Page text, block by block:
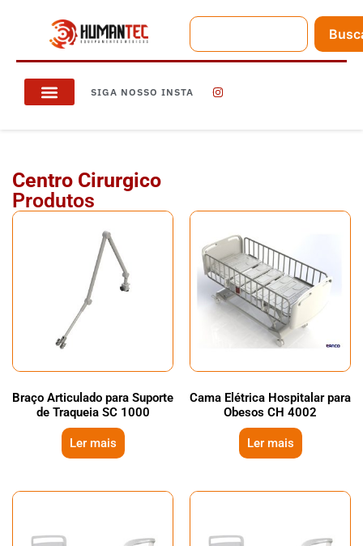
SIGA NOSSO INSTA
Centro Cirurgico
Produtos
Braço Articulado para Suporte
de Traqueia SC 1000
Ler mais
Cama Elétrica Hospitalar para
Obesos CH 4002
Ler mais